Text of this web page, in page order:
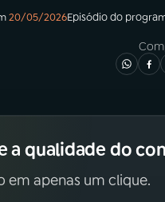
20/05/2026Episódiodo
a qualidade do
em apenas um clique.